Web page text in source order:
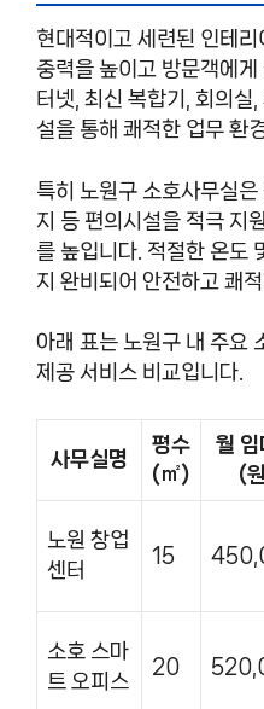
현대적이고 세련된 인테
중력을 높이고 방문객에
터넷, 최신 복합기, 회의실
설을 통해 쾌적한 업무 환
특히 노원구 소호사무실
지 등 편의시설을 적극 지
를 높입니다. 적절한 온도
지 완비되어 안전하고 쾌
아래 표는 노원구 내 주요
제공 서비스 비교입니다.
사무실명
평수
(㎡)
월 임
(
노원 창업
센터
15
소호 스마
트 오피스
20